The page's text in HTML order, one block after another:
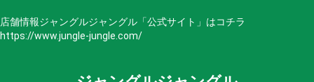
店舗情報ジャングルジャングル「公式サイト」はコチラ
https://www.jungle-jungle.com/